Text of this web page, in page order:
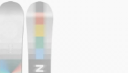
en stock